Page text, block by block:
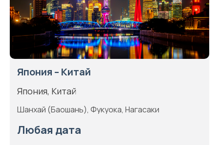
Япония – Китай
Япония, Китай
Шанхай (Баошань), Фукуока, Нагасаки
Любая дата